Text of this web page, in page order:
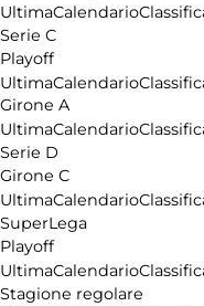
UltimaCalendario
Serie C
Playoff
UltimaCalendario
Girone A
UltimaCalendario
Serie D
Girone C
UltimaCalendario
SuperLega
Playoff
UltimaCalendario
Stagione regolare